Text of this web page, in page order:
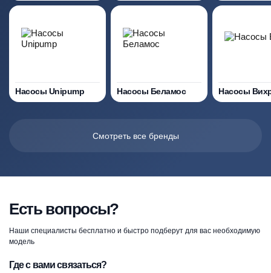
Насосы Unipump Насосы Беламос Насосы
Смотреть все бренды
Есть вопросы?
Наши специалисты бесплатно и быстро подберут для вас необходимую
модель
Где с вами связаться?